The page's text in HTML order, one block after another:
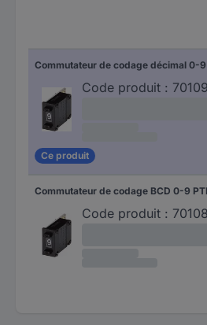
Code produit :
Ce produit
Code produit :